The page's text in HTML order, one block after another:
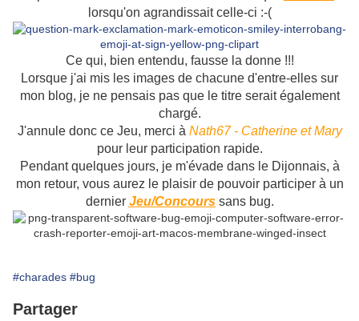
lorsqu'on agrandissait celle-ci :-(
Ce qui, bien entendu, fausse la donne !!!
Lorsque j'ai mis les images de chacune d'entre-elles sur
mon blog, je ne pensais pas que le titre serait également
chargé.
J'annule donc ce Jeu, merci à Nath67 - Catherine et Mary
pour leur participation rapide.
Pendant quelques jours, je m'évade dans le Dijonnais, à
mon retour, vous aurez le plaisir de pouvoir participer à un
dernier Jeu/Concourssans bug.
#charades #bug
Partager